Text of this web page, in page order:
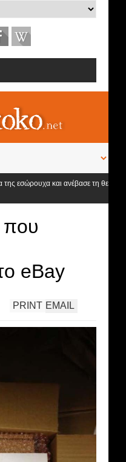
και ανέβασε τη θερμοκρασία
eBay
EMAIL
PRINT